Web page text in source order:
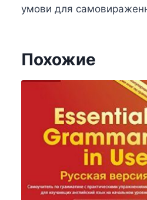
умови для
Похожие